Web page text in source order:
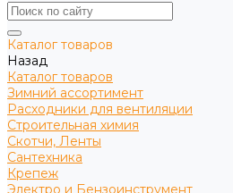
Каталог товаров
Назад
Каталог товаров
Зимний ассортимент
Расходники для вентиляции
Строительная химия
Скотчи, Ленты
Сантехника
Крепеж
Электро и Бензоинструмент